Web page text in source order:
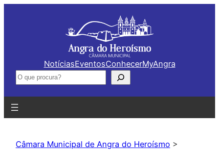
NotíciasEventosConhecerMyAngra
Pesquisar
Câmara Municipal de Angra do Heroísmo >